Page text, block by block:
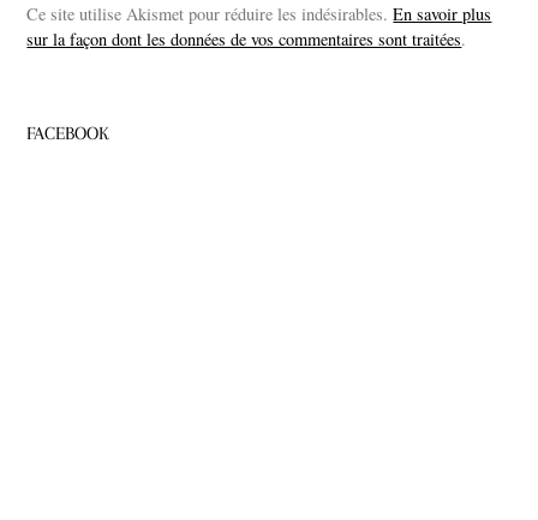
Ce site utilise Akismet pour réduire les indésirables.En savoir plus
sur la façon dont les données de vos commentaires sont traitées.
FACEBOOK